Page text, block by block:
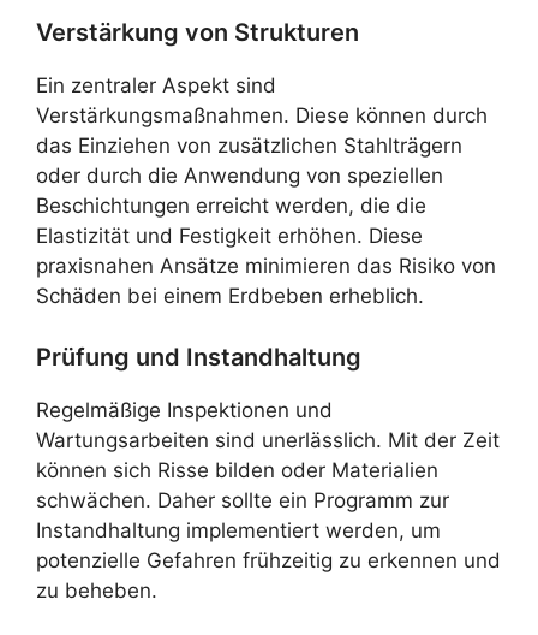
Verstärkung von Strukturen
Ein zentraler Aspekt sind
Verstärkungsmaßnahmen. Diese können durch
das Einziehen von zusätzlichen Stahlträgern
oder durch die Anwendung von speziellen
Beschichtungen erreicht werden, die die
Elastizität und Festigkeit erhöhen. Diese
praxisnahen Ansätze minimieren das Risiko von
Schäden bei einem Erdbeben erheblich.
Prüfung und Instandhaltung
Regelmäßige Inspektionen und
Wartungsarbeiten sind unerlässlich. Mit der Zeit
können sich Risse bilden oder Materialien
schwächen. Daher sollte ein Programm zur
Instandhaltung implementiert werden, um
potenzielle Gefahren frühzeitig zu erkennen und
zu beheben.